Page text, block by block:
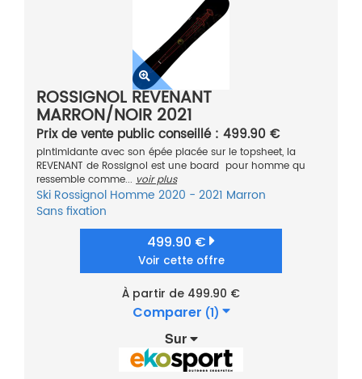
ROSSIGNOL REVENANT
MARRON/NOIR 2021
Prix de vente public conseillé : 499.90 €
pIntimidante avec son épée placée sur le topsheet, la
REVENANT de Rossignol est une board pour homme qu
ressemble comme... voir plus
Ski Rossignol Homme 2020 - 2021 Marron
Sans fixation
499.90 €
Voir cette offre
À partir de 499.90 €
Comparer (1)
Sur